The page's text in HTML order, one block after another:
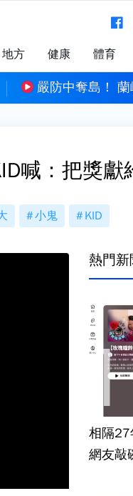
地方 健康 體育
嚴防中奪島！ 蘭
喊：把獎獻
小鬼 KID
熱門新
相隔27
網友敲